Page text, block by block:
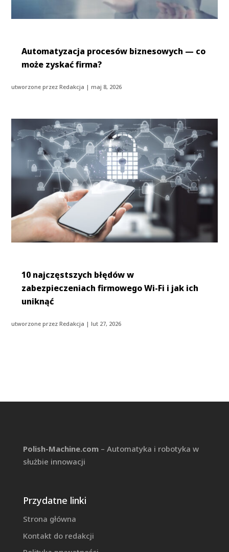
Automatyzacja procesów biznesowych — co
może zyskać firma?
utworzone przezRedakcja |maj 8, 2026
10 najczęstszych błędów w
zabezpieczeniach firmowego Wi-Fi i jak ich
uniknąć
utworzone przezRedakcja |lut 27, 2026
Polish-Machine.com– Automatyka i robotyka w
służbie innowacji
Przydatne linki
Strona główna
Kontakt do redakcji